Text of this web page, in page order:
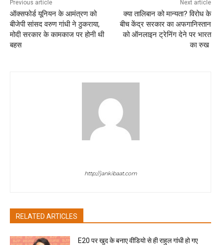
Previous article
ऑक्सफोर्ड यूनियन के आमंत्रण को
बीजेपी सांसद वरुण गांधी ने ठुकराया,
मोदी सरकार के कामकाज पर होनी थी
बहस
Next article
क्या तालिबान को मान्यता? विरोध के
बीच केंद्र सरकार का अफगानिस्तान
को ऑनलाइन ट्रेनिंग देने पर भारत
का रुख
http://jankibaat.com
RELATED ARTICLES
E20 पर खुद के बनाए वीडियो से ही राहुल गांधी हो गए